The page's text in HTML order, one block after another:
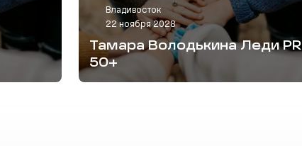
Владивосток
22 ноября 2028
Тамара Володькина Леди PR
50+